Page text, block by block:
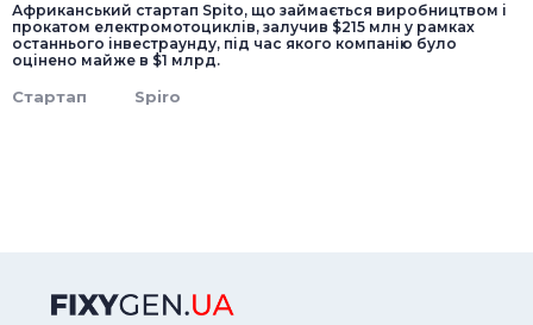
Африканський стартап Spito, що займається виробництвом і
прокатом електромотоциклів, залучив $215 млн у рамках
останнього інвестраунду, під час якого компанію було
оцінено майже в $1 млрд.
Стартап Spiro